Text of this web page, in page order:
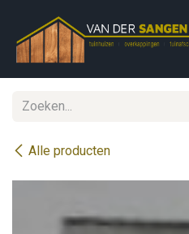
Alle producten